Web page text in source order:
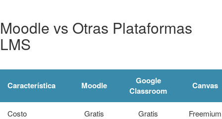
Moodle vs Otras Plataformas
LMS
Característica Moodle
Google
Classroom
Canvas
Costo Gratis Gratis Freemium